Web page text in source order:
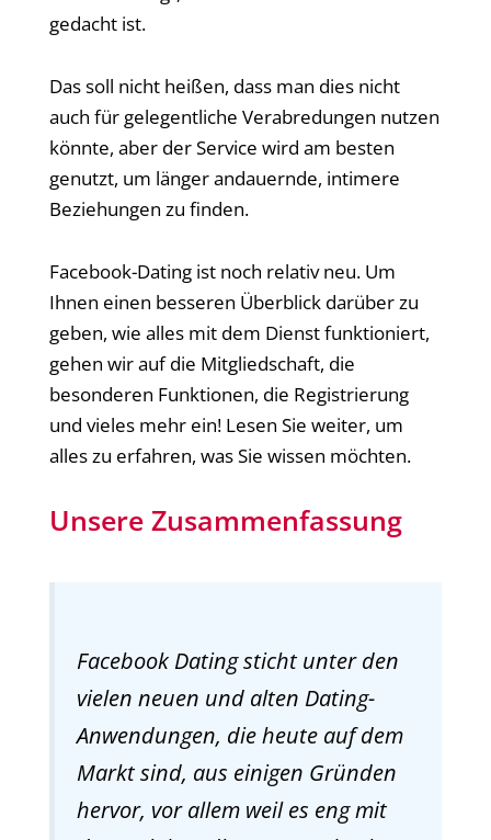
gedacht ist.
Das soll nicht heißen, dass man dies nicht
auch für gelegentliche Verabredungen nutzen
könnte, aber der Service wird am besten
genutzt, um länger andauernde, intimere
Beziehungen zu finden.
Facebook-Dating ist noch relativ neu. Um
Ihnen einen besseren Überblick darüber zu
geben, wie alles mit dem Dienst funktioniert,
gehen wir auf die Mitgliedschaft, die
besonderen Funktionen, die Registrierung
und vieles mehr ein! Lesen Sie weiter, um
alles zu erfahren, was Sie wissen möchten.
Unsere Zusammenfassung
Facebook Dating sticht unter den
vielen neuen und alten Dating-
Anwendungen, die heute auf dem
Markt sind, aus einigen Gründen
hervor, vor allem weil es eng mit